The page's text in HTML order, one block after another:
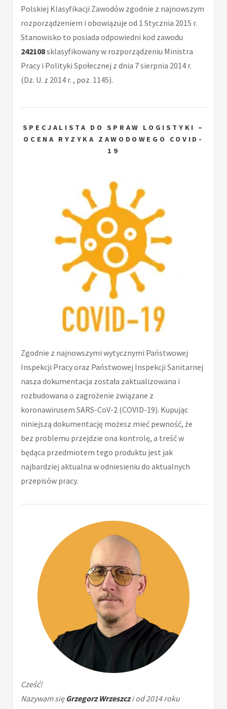
Polskiej Klasyfikacji Zawodów zgodnie z najnowszym
rozporządzeniem i obowiązuje od 1 Stycznia 2015 r.
Stanowisko to posiada odpowiedni kod zawodu
242108sklasyfikowany w rozporządzeniu Ministra
Pracy i Polityki Społecznej z dnia 7 sierpnia 2014 r.
(Dz. U. z 2014 r. , poz. 1145).
SPECJALISTA DO SPRAW LOGISTYKI –
OCENA RYZYKA ZAWODOWEGO COVID-
19
Zgodnie z najnowszymi wytycznymi Państwowej
Inspekcji Pracy oraz Państwowej Inspekcji Sanitarnej
nasza dokumentacja została zaktualizowana i
rozbudowana o zagrożenie związane z
koronawirusem SARS-CoV-2 (COVID-19). Kupując
niniejszą dokumentację możesz mieć pewność, że
bez problemu przejdzie ona kontrolę, a treść w
będąca przedmiotem tego produktu jest jak
najbardziej aktualna w odniesieniu do aktualnych
przepisów pracy.
Cześć!
Nazywam sięGrzegorz Wrzeszczi od 2014 roku